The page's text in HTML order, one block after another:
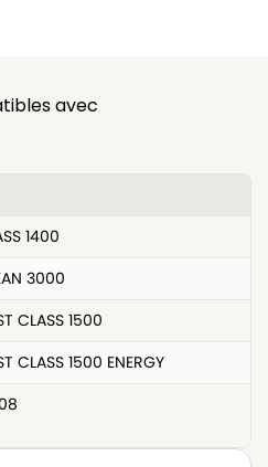
avec
1400
3000
CLASS 1500
CLASS 1500 ENERGY